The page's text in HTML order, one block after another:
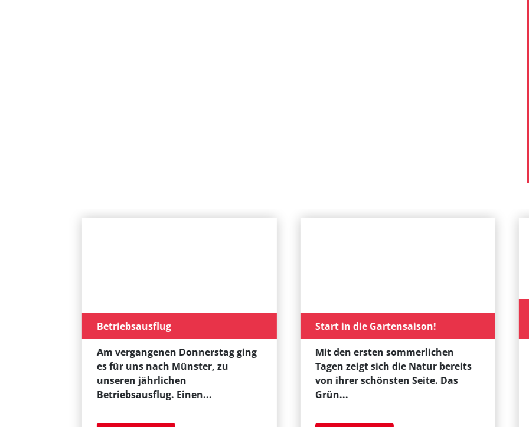
Betriebsausflug
Am vergangenen Donnerstag ging
es für uns nach Münster, zu
unseren jährlichen
Betriebsausflug. Einen...
Start in die Gartensaison!
Mit den ersten sommerlichen
Tagen zeigt sich die Natur bereits
von ihrer schönsten Seite. Das
Grün...